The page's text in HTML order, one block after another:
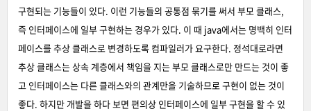
구현되는 기능들이 있다. 이런 기능들의 공통점 묶기를 써서 부모 클래스,
즉 인터페이스에 일부 구현하는 경우가 있다. 이 때 java에서는 명백히 인터
페이스를 추상 클래스로 변경하도록 컴파일러가 요구한다. 정석대로라면
추상 클래스는 상속 계층에서 책임을 지는 부모 클래스로만 만드는 것이 좋
고 인터페이스는 다른 클래스와의 관계만을 기술하므로 구현이 없는 것이
좋다. 하지만 개발을 하다 보면 편의상 인터페이스에 일부 구현을 할 수 있